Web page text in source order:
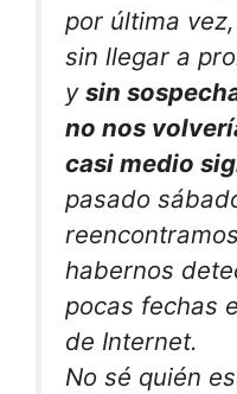
por última
sin llegar a
y sin
no nos
casi medio
pasado
habernos
pocas fechas
de Internet.
No sé quién